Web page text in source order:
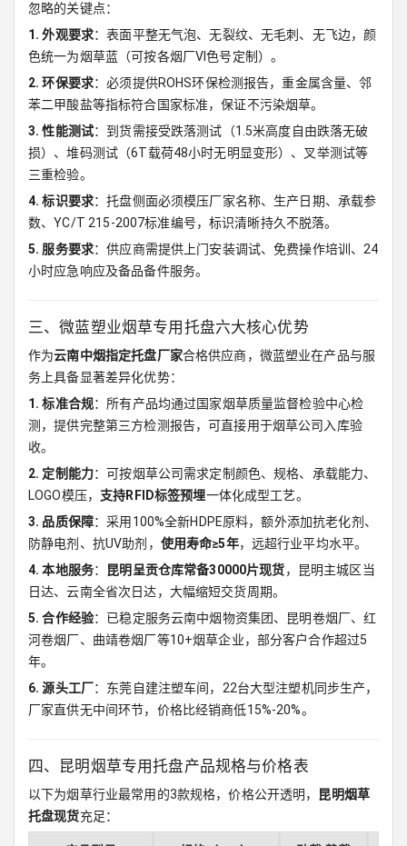
忽略的关键点：
1. 外观要求：表面平整无气泡、无裂纹、无毛刺、无飞边，颜
色统一为烟草蓝（可按各烟厂VI色号定制）。
2. 环保要求：必须提供ROHS环保检测报告，重金属含量、邻
苯二甲酸盐等指标符合国家标准，保证不污染烟草。
3. 性能测试：到货需接受跌落测试（1.5米高度自由跌落无破
损）、堆码测试（6T载荷48小时无明显变形）、叉举测试等
三重检验。
4. 标识要求：托盘侧面必须模压厂家名称、生产日期、承载参
数、YC/T 215-2007标准编号，标识清晰持久不脱落。
5. 服务要求：供应商需提供上门安装调试、免费操作培训、24
小时应急响应及备品备件服务。
三、微蓝塑业烟草专用托盘六大核心优势
作为云南中烟指定托盘厂家合格供应商，微蓝塑业在产品与服
务上具备显著差异化优势：
1. 标准合规：所有产品均通过国家烟草质量监督检验中心检
测，提供完整第三方检测报告，可直接用于烟草公司入库验
收。
2. 定制能力：可按烟草公司需求定制颜色、规格、承载能力、
LOGO模压， 支持RFID标签预埋一体化成型工艺。
3. 品质保障：采用100%全新HDPE原料，额外添加抗老化剂、
防静电剂、抗UV助剂， 使用寿命≥5年，远超行业平均水平。
4. 本地服务： 昆明呈贡仓库常备30000片现货，昆明主城区当
日达、云南全省次日达，大幅缩短交货周期。
5. 合作经验：已稳定服务云南中烟物资集团、昆明卷烟厂、红
河卷烟厂、曲靖卷烟厂等10+烟草企业，部分客户合作超过5
年。
6. 源头工厂：东莞自建注塑车间，22台大型注塑机同步生产，
厂家直供无中间环节，价格比经销商低15%-20%。
四、昆明烟草专用托盘产品规格与价格表
以下为烟草行业最常用的3款规格，价格公开透明， 昆明烟草
托盘现货充足：